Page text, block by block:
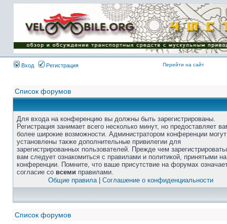
Вход Регистрация Перейти на сайт
Список форумов
Для входа на конференцию вы должны быть зарегистрированы.
Регистрация занимает всего несколько минут, но предоставляет
более широкие возможности. Администратором конференции
установлены также дополнительные привилегии для
зарегистрированных пользователей. Прежде чем
вам следует ознакомиться с правилами и политикой, принятыми на
конференции. Помните, что ваше присутствие на форумах
согласие со всеми правилами.
Общие правила| Соглашение о конфиденциальности
Список форумов